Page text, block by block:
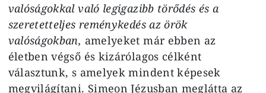
valóságokkal való legigazibb törődés és a
szeretetteljes reménykedés az örök
valóságokban, amelyeket már ebben az
életben végső és kizárólagos célként
választunk, s amelyek mindent képesek
megvilágítani. Simeon Jézusban meglátta az